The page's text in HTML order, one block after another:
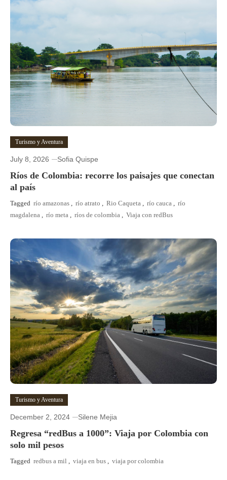
Turismo y Aventura
July 8, 2026 Sofia Quispe
Ríos de Colombia: recorre los paisajes que conectan
al país
Tagged río amazonas , río atrato , Rio Caqueta , río cauca , río
magdalena , río meta , ríos de colombia , Viaja con redBus
Turismo y Aventura
December 2, 2024 Silene Mejia
Regresa “redBus a 1000”: Viaja por Colombia con
solo mil pesos
Tagged redbus a mil viaja en bus viaja por colombia